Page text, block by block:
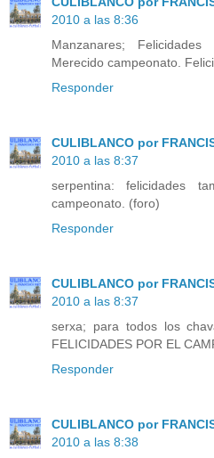
2010 a las 8:36
Manzanares;
Merecido campeonato.
Responder
CULIBLANCO por
2010 a las 8:37
serpentina: felicidades
campeonato. (foro)
Responder
CULIBLANCO por
2010 a las 8:37
serxa; para todos los
FELICIDADES POR EL
Responder
CULIBLANCO por
2010 a las 8:38